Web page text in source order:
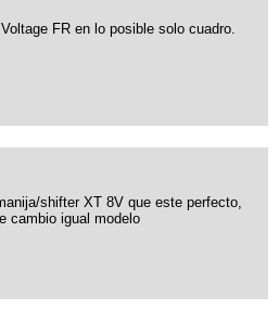
FR en lo posible solo cuadro.
shifter XT 8V que este perfecto,
cambio igual modelo